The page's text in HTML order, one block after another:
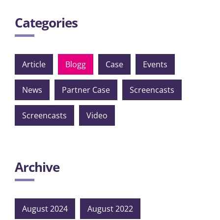
Categories
Article Blogg Case Events
News Partner Case Screencasts
Screencasts Video
Archive
August 2024 August 2022